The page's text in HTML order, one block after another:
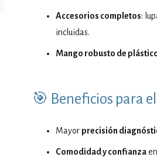
Accesorios completos:
incluidas.
Mango robusto de
🎯 Beneficios para
Mayor precisión
Comodidad y confianza